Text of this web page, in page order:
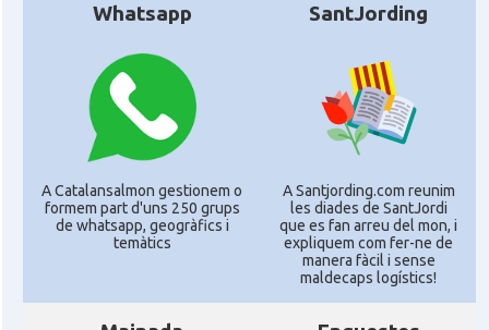
Whatsapp
A Catalansalmon gestionem o
formem part d'uns 250 grups
de whatsapp, geogràfics i
temàtics
SantJording
A Santjording.com reunim
les diades de SantJordi
que es fan arreu del mon, i
expliquem com fer-ne de
manera fàcil i sense
maldecaps logí­stics!